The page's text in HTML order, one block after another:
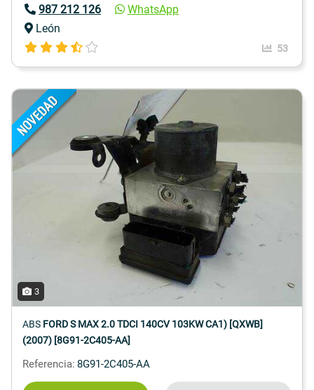
987 212 126
WhatsApp
León
53
3
ABS FORD S MAX 2.0 TDCI 140CV 103KW CA1) [QXWB]
(2007) [8G91-2C405-AA]
Referencia: 8G91-2C405-AA